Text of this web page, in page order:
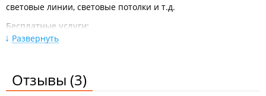
световые линии, световые потолки и т.д.
Бесплатные услуги:
Выезд на замер;
Преимущества компании:
Развернуть
Отзывы (3)